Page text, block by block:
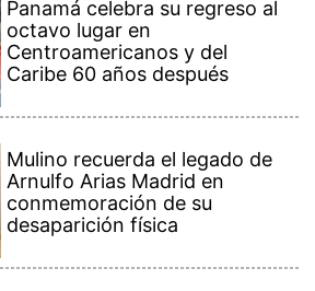
Panamá celebra su regreso al
octavo lugar en
Centroamericanos y del
Caribe 60 años después
Mulino recuerda el legado de
Arnulfo Arias Madrid en
conmemoración de su
desaparición física